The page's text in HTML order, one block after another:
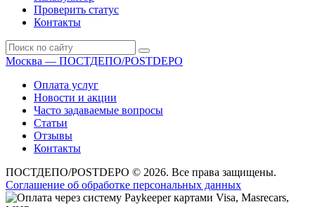
Проверить статус
Контакты
Москва — ПОСТДЕПО/POSTDEPO
Оплата услуг
Новости и акции
Часто задаваемые вопросы
Статьи
Отзывы
Контакты
ПОСТДЕПО/POSTDEPO © 2026. Все права защищены.
Соглашение об обработке персональных данных